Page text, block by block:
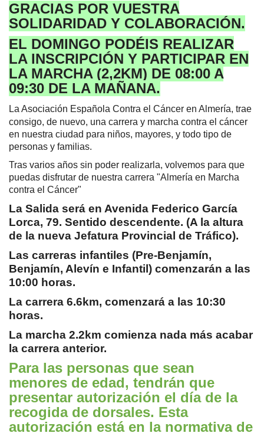
GRACIAS POR VUESTRA
SOLIDARIDAD Y COLABORACIÓN.
EL DOMINGO PODÉIS REALIZAR
LA INSCRIPCIÓN Y PARTICIPAR EN
LA MARCHA (2,2KM) DE 08:00 A
09:30 DE LA MAÑANA.
La Asociación Española Contra el Cáncer en Almería, trae
consigo, de nuevo, una carrera y marcha contra el cáncer
en nuestra ciudad para niños, mayores, y todo tipo de
personas y familias.
Tras varios años sin poder realizarla, volvemos para que
puedas disfrutar de nuestra carrera "Almería en Marcha
contra el Cáncer"
La Salida será en Avenida Federico García
Lorca, 79. Sentido descendente. (A la altura
de la nueva Jefatura Provincial de Tráfico).
Las carreras infantiles (Pre-Benjamín,
Benjamín, Alevín e Infantil) comenzarán a las
10:00 horas.
La carrera 6.6km, comenzará a las 10:30
horas.
La marcha 2.2km comienza nada más acabar
la carrera anterior.
Para las personas que sean
menores de edad, tendrán que
presentar autorización el día de la
recogida de dorsales. Esta
autorización está en la normativa de